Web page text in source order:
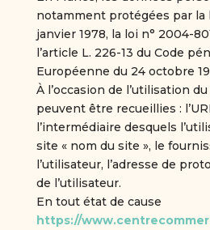
notamment protégées par la
janvier 1978, la loi n° 2004-
l’article L. 226-13 du Code
Européenne du 24 octobre
À l’occasion de l’utilisation
peuvent être recueillies :
l’intermédiaire desquels
site « nom du site », le
l’utilisateur, l’adresse de
de l’utilisateur.
En tout état de cause
https://